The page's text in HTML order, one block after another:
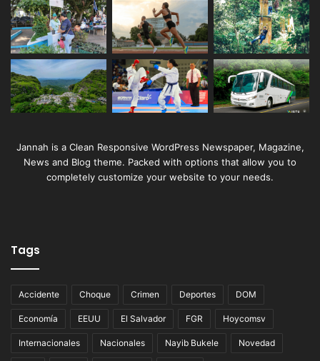
Jannah is a Clean Responsive WordPress Newspaper, Magazine,
News and Blog theme. Packed with options that allow you to
completely customize your website to your needs.
Tags
Accidente Choque Crimen Deportes DOM
Economía EEUU El Salvador FGR Hoycomsv
Internacionales Nacionales Nayib Bukele Novedad